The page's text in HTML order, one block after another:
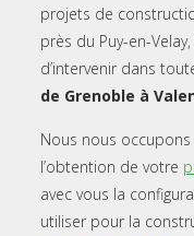
projets de
près du Puy-en-
d’intervenir dans
de Grenoble à
Nous nous
l’obtention de votre
avec vous la
utiliser pour la